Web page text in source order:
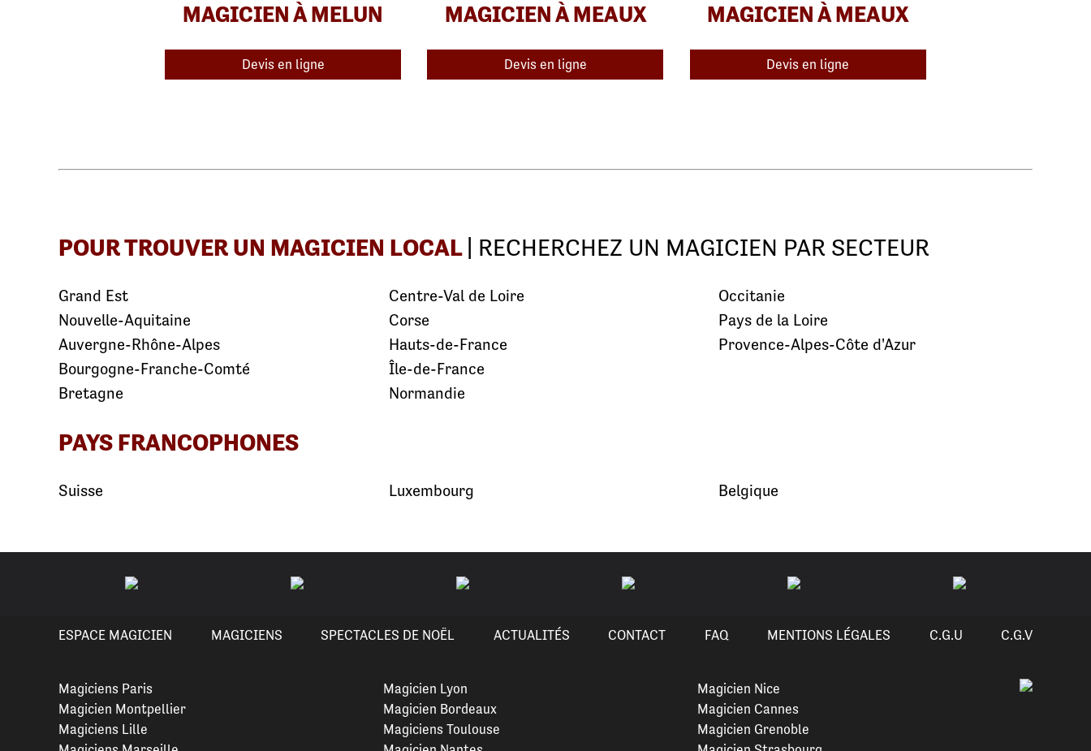
MAGICIEN À MELUN
Devis en ligne
MAGICIEN À MEAUX
Devis en ligne
MAGICIEN À MEAUX
Devis en ligne
POUR TROUVER UN MAGICIEN LOCAL | RECHERCHEZ UN MAGICIEN PAR SECTEUR
Grand Est
Nouvelle-Aquitaine
Auvergne-Rhône-Alpes
Bourgogne-Franche-Comté
Bretagne
Centre-Val de Loire
Corse
Hauts-de-France
Île-de-France
Normandie
Occitanie
Pays de la Loire
Provence-Alpes-Côte d'Azur
PAYS FRANCOPHONES
Suisse Luxembourg Belgique
ESPACE MAGICIEN MAGICIENS SPECTACLES DE NOËL ACTUALITÉS CONTACT FAQ MENTIONS LÉGALES C.G.U C.G.V
Magiciens Paris
Magicien Montpellier
Magiciens Lille
Magicien Lyon
Magicien Bordeaux
Magiciens Toulouse
Magicien Nice
Magicien Cannes
Magicien Grenoble